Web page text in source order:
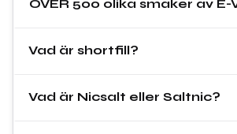
ÖVER 500 olika smaker av E-
Vad är shortfill?
Vad är Nicsalt eller Saltnic?